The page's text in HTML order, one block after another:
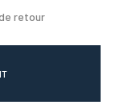
retour